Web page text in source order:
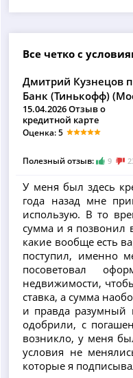
Все четко с
Дмитрий Кузнецов
Банк (Тинькофф)
15.04.2026 Отзыв о
кредитной карте
Оценка: 5
Полезный отзыв: 9
У меня был здесь
года назад мне
использую. В то
сумма и я позвонил
какие вообще есть
поступил, именно
посоветовал
недвижимости,
ставка, а сумма
и правда разумный
одобрили, с
возникло, у меня
условия не
которые я